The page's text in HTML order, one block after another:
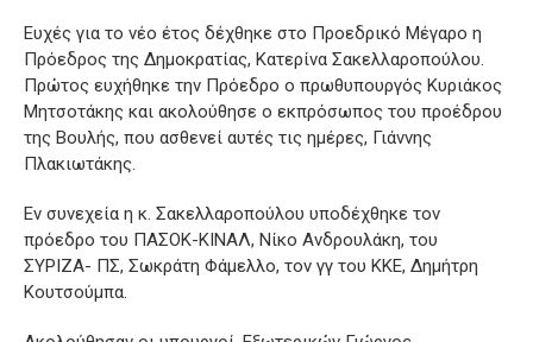
Ευχές για το νέο έτος δέχθηκε στο Προεδρικό Μέγαρο η
Πρόεδρος της Δημοκρατίας, Κατερίνα Σακελλαροπούλου.
Πρώτος ευχήθηκε την Πρόεδρο ο πρωθυπουργός Κυριάκος
Μητσοτάκης και ακολούθησε ο εκπρόσωπος του προέδρου
της Βουλής, που ασθενεί αυτές τις ημέρες, Γιάννης
Πλακιωτάκης.
Εν συνεχεία η κ. Σακελλαροπούλου υποδέχθηκε τον
πρόεδρο του ΠΑΣΟΚ-ΚΙΝΑΛ, Νίκο Ανδρουλάκη, του
ΣΥΡΙΖΑ- ΠΣ, Σωκράτη Φάμελλο, τον γγ του ΚΚΕ, Δημήτρη
Κουτσούμπα.